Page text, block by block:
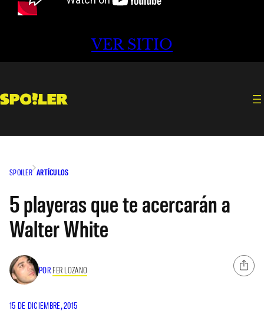
VER SITIO
SPOILER ARTÍCULOS
5 playeras que te acercarán a
Walter White
POR FER LOZANO
15 DE DICIEMBRE, 2015